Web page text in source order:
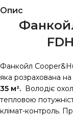
Опис
Фанкойл
яка розрахована
35 м². Володіє
тепловою
клімат-контроль.